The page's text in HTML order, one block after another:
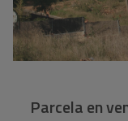
Parcela en